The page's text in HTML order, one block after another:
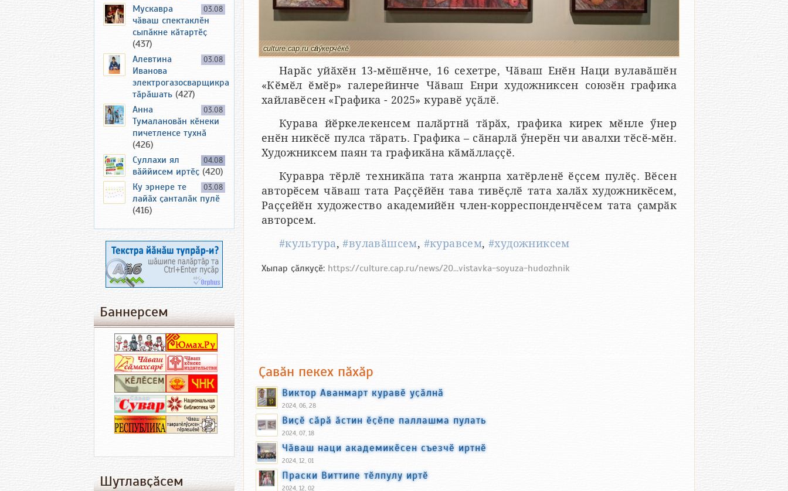
culture.cap.ru сӑнӳкерчӗкӗ
Нарӑс уйӑхӗн 13-мӗшӗнче, 16 сехетре, Чӑваш Енӗн Наци вулавӑшӗн
«Кӗмӗл ӗмӗр» галерейинче Чӑваш Енри художниксен союзӗн графика
хайлавӗсен «Графика - 2025» куравӗ уҫӑлӗ.
Курава йӗркелекенсем палӑртнӑ тӑрӑх, графика кирек мӗнле ӳнер
енӗн никӗсӗ пулса тӑрать. Графика – сӑнарлӑ ӳнерӗн чи авалхи тӗсӗ-мӗн.
Художниксем паян та графикӑна кӑмӑллаҫҫӗ.
Куравра тӗрлӗ техникӑпа тата жанрпа хатӗрленӗ ӗҫсем пулӗҫ. Вӗсен
авторӗсем чӑваш тата Раҫҫӗйӗн тава тивӗҫлӗ тата халӑх художникӗсем,
Раҫҫейӗн художество академийӗн член-корреспонденчӗсем тата ҫамрӑк
авторсем.
#культура,#вулавӑшсем, #куравсем,#художниксем
Хыпар ҫӑлкуҫӗ: https://culture.cap.ru/news/20...vistavka-soyuza-hudozhnik
Ҫавӑн пекех пӑхӑр
Виктор Аванмарт куравӗ уҫӑлнӑ
2024, 06, 28
Виҫӗ сӑрӑ ӑстин ӗҫӗпе паллашма пулать
2024, 07, 18
Чӑваш наци академикӗсен съезчӗ иртнӗ
2024, 12, 01
Праски Виттипе тӗлпулу иртӗ
2024, 12, 02
03.08
Мускавра
чӑваш спектаклӗн
сыпӑкне кӑтартӗҫ
(437)
03.08
Алевтина
Иванова
электрогазосварщикра
тӑрӑшать (427)
03.08
Анна
Тумалановӑн кӗнеки
пичетленсе тухнӑ
(426)
04.08
Суллахи ял
вӑййисем иртӗҫ (420)
03.08
Ку эрнере те
лайӑх ҫанталӑк пулӗ
(416)
Баннерсем
Шутлавҫӑсем